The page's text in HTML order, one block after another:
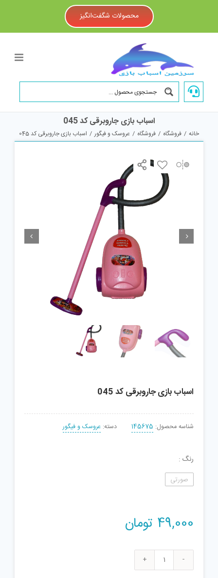
محصولات شگفت‌انگیز
اسباب بازی جاروبرقی کد 045
خانه / فروشگاه / فروشگاه / عروسک و فیگور / اسباب بازی جاروبرقی کد 045
 
اسباب بازی جاروبرقی کد 045
شناسه محصول: 145675 دسته: عروسک و فیگور
رنگ
صورتی
49,000 تومان
اسباب